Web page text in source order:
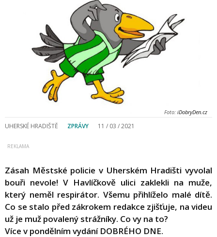
Foto: iDobryDen.cz
UHERSKÉ HRADIŠTĚ ZPRÁVY 11 / 03 / 2021
Zásah Městské policie v Uherském Hradišti vyvolal
bouři nevole! V Havlíčkově ulici zaklekli na muže,
který neměl respirátor. Všemu přihlíželo malé dítě.
Co se stalo před zákrokem redakce zjišťuje, na videu
už je muž povalený strážníky. Co vy na to?
Více v pondělním vydání DOBRÉHO DNE.